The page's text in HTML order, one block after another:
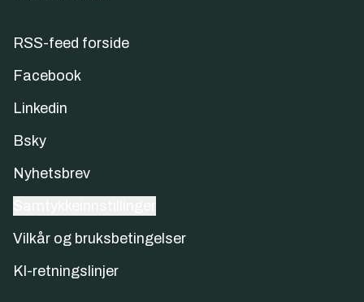
RSS-feed forside
Facebook
Linkedin
Bsky
Nyhetsbrev
Vilkår og bruksbetingelser
KI-retningslinjer